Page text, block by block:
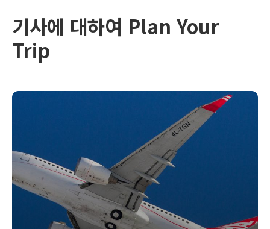
기사에 대하여 Plan Your
Trip